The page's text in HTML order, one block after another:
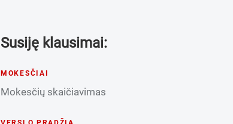
Susiję klausimai:
MOKESČIAI
Mokesčių skaičiavimas